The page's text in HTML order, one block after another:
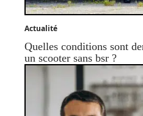
Actualité
Quelles conditions sont
un scooter sans bsr ?